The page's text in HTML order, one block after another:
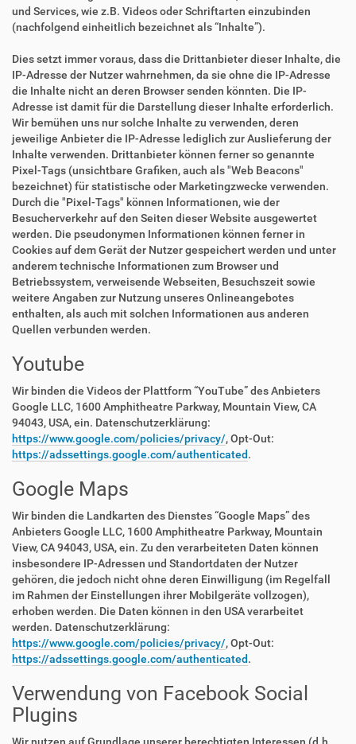
und Services, wie z.B. Videos oder Schriftarten einzubinden
(nachfolgend einheitlich bezeichnet als “Inhalte”).
Dies setzt immer voraus, dass die Drittanbieter dieser Inhalte, die
IP-Adresse der Nutzer wahrnehmen, da sie ohne die IP-Adresse
die Inhalte nicht an deren Browser senden könnten. Die IP-
Adresse ist damit für die Darstellung dieser Inhalte erforderlich.
Wir bemühen uns nur solche Inhalte zu verwenden, deren
jeweilige Anbieter die IP-Adresse lediglich zur Auslieferung der
Inhalte verwenden. Drittanbieter können ferner so genannte
Pixel-Tags (unsichtbare Grafiken, auch als "Web Beacons"
bezeichnet) für statistische oder Marketingzwecke verwenden.
Durch die "Pixel-Tags" können Informationen, wie der
Besucherverkehr auf den Seiten dieser Website ausgewertet
werden. Die pseudonymen Informationen können ferner in
Cookies auf dem Gerät der Nutzer gespeichert werden und unter
anderem technische Informationen zum Browser und
Betriebssystem, verweisende Webseiten, Besuchszeit sowie
weitere Angaben zur Nutzung unseres Onlineangebotes
enthalten, als auch mit solchen Informationen aus anderen
Quellen verbunden werden.
Youtube
Wir binden die Videos der Plattform “YouTube” des Anbieters
Google LLC, 1600 Amphitheatre Parkway, Mountain View, CA
94043, USA, ein. Datenschutzerklärung:
https://www.google.com/policies/privacy/, Opt-Out:
https://adssettings.google.com/authenticated.
Google Maps
Wir binden die Landkarten des Dienstes “Google Maps” des
Anbieters Google LLC, 1600 Amphitheatre Parkway, Mountain
View, CA 94043, USA, ein. Zu den verarbeiteten Daten können
insbesondere IP-Adressen und Standortdaten der Nutzer
gehören, die jedoch nicht ohne deren Einwilligung (im Regelfall
im Rahmen der Einstellungen ihrer Mobilgeräte vollzogen),
erhoben werden. Die Daten können in den USA verarbeitet
werden. Datenschutzerklärung:
https://www.google.com/policies/privacy/, Opt-Out:
https://adssettings.google.com/authenticated.
Verwendung von Facebook Social
Plugins